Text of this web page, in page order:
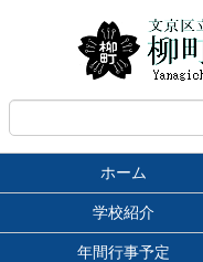
ホーム
学校紹介
年間行事予定